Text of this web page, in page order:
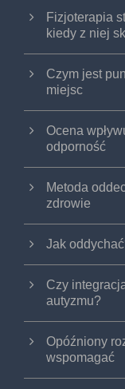
Fizjoterapia
kiedy z niej
Czym jest
miejsc
Ocena
odporność
Metoda
zdrowie
Jak
Czy
autyzmu?
Opóźniony
wspomagać